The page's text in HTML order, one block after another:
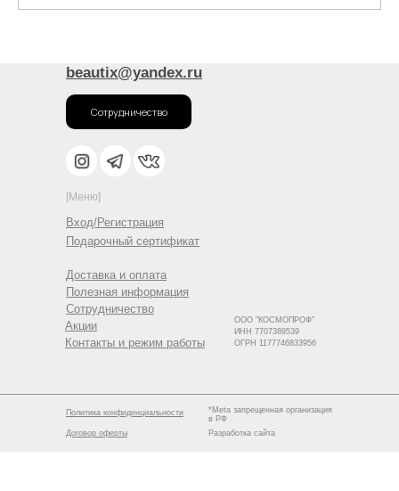
Политика конфиденциальности
Договор оферты Разработка сайта
ООО "КОСМОПРОФ"
ИНН 7707389539
ОГРН 1177746833956
*Meta запрещенная организация
в РФ
Вход/Регистрация
beautix@yandex.ru
[Меню]
Полезная информация
Сотрудничество
Акции
Контакты и режим работы
Подарочный сертификат
Доставка и оплата
Сотрудничество